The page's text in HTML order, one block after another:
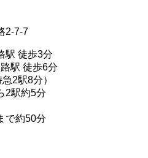
2-7-7
駅 徒歩3分
駅 徒歩6分
2駅8分）
2駅約5分
で約50分